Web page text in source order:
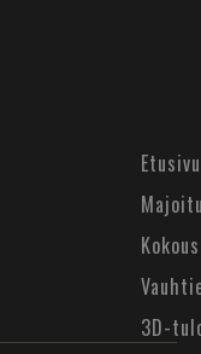
Etusivu
3D-